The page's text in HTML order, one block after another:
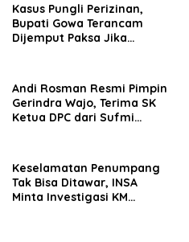
Kasus Pungli Perizinan,
Bupati Gowa Terancam
Dijemput Paksa Jika
Andi Rosman Resmi Pimpin
Gerindra Wajo, Terima SK
Ketua DPC dari Sufmi
Keselamatan Penumpang
Tak Bisa Ditawar, INSA
Minta Investigasi KM